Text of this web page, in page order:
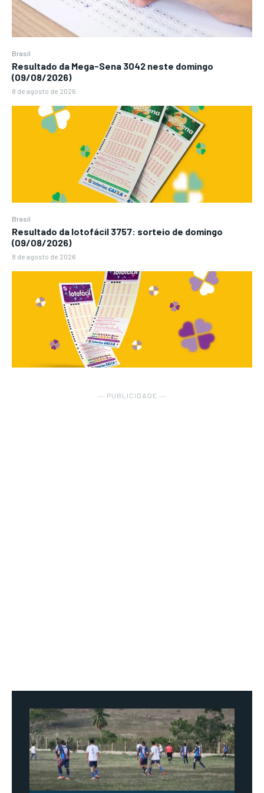
Brasil
Resultado da Mega-Sena 3042 neste domingo
(09/08/2026)
8 de agosto de 2026
Brasil
Resultado da lotofácil 3757: sorteio de domingo
(09/08/2026)
8 de agosto de 2026
― PUBLICIDADE ―